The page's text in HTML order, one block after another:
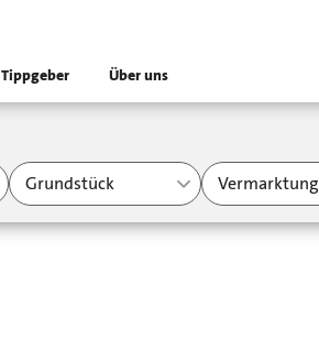
Tippgeber Über uns
Grundstück Vermarktung